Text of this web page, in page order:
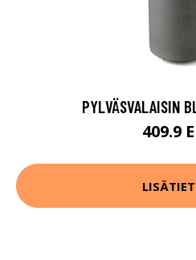
PYLVÄSVALAISIN
409.9